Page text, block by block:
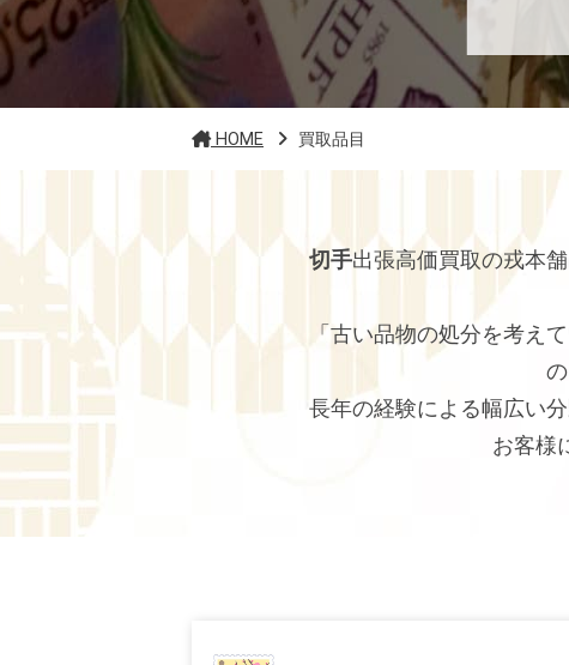
HOME 買取品目
切手出張高価買取の戎本
「古い品物の処分を考え
長年の経験による幅広い
お客様